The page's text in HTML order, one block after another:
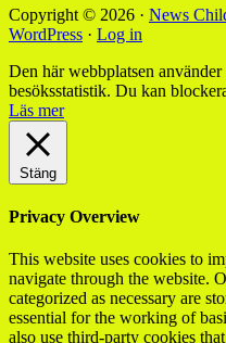
Copyright © 2026 · News
WordPress · Log in
Den här webbplatsen
besöksstatistik. Du kan
Läs mer
Stäng
Privacy Overview
This website uses cookies to
navigate through the website.
categorized as necessary are
essential for the working of
also use third-party cookies